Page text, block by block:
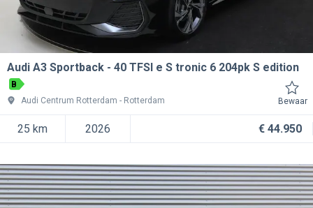
Audi A3 Sportback 40 TFSI e S tronic 6 204pk S edition
B
Audi Centrum Rotterdam
Rotterdam Bewaar
25 km 2026 € 44.950